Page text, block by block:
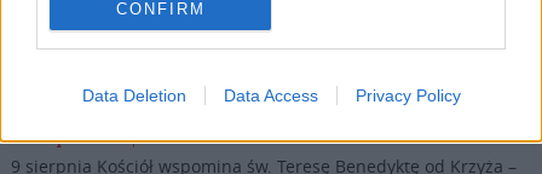
CONFIRM
Data Deletion Data Access Privacy Policy
Biskupstwa Lubuskiego”
09 sierpnia 2026 | 10:06
9 sierpnia Kościół wspomina św. Teresę Benedyktę od Krzyża –